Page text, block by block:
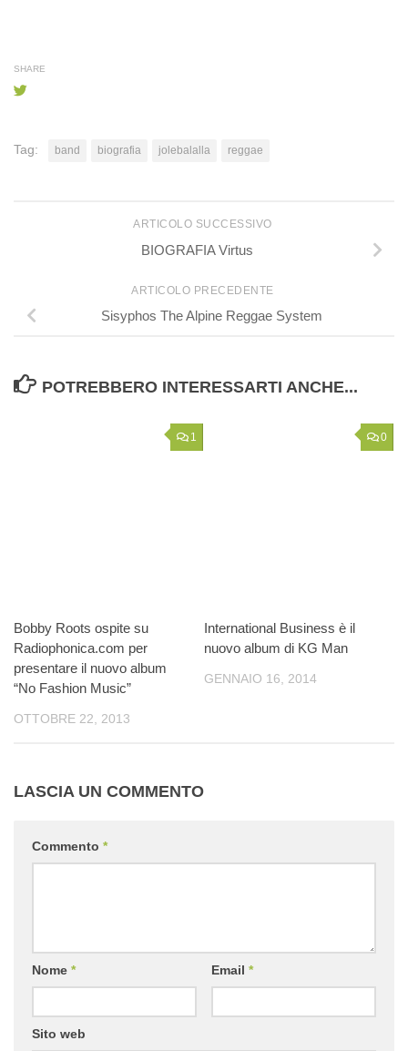
SHARE
Tag: band biografia jolebalalla reggae
ARTICOLO SUCCESSIVO
BIOGRAFIA Virtus
ARTICOLO PRECEDENTE
Sisyphos The Alpine Reggae System
POTREBBERO INTERESSARTI ANCHE...
1
Bobby Roots ospite su
Radiophonica.com per
presentare il nuovo album
“No Fashion Music”
OTTOBRE 22, 2013
0
International Business è il
nuovo album di KG Man
GENNAIO 16, 2014
LASCIA UN COMMENTO
Commento *
Nome * Email *
Sito web